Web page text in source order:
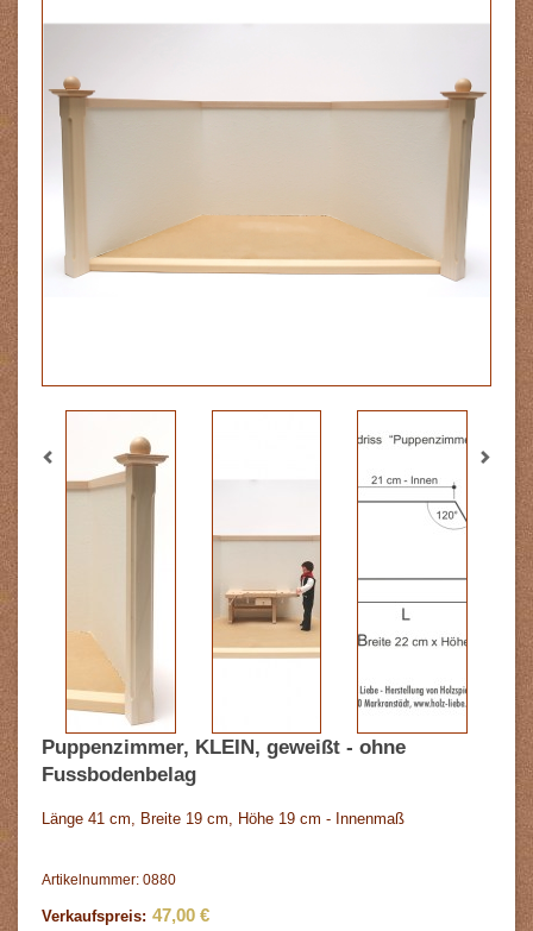
Puppenzimmer, KLEIN, geweißt - ohne
Fussbodenbelag
Länge 41 cm, Breite 19 cm, Höhe 19 cm - Innenmaß
Artikelnummer: 0880
Verkaufspreis: 47,00 €